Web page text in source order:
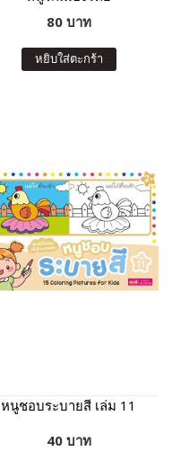
80 บาท
หยิบใส่ตะกร้า
หนูชอบระบายสี เล่ม 11
40 บาท